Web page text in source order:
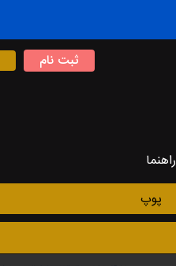
ثبت نام
راهنما
پوپ